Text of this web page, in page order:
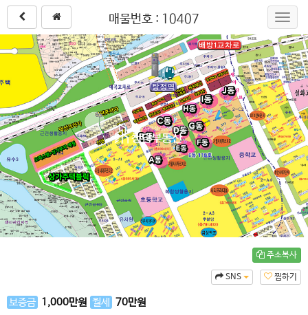
매물번호 : 10407
주소복사
찜하기
SNS
보증금 1,000만원 월세 70만원